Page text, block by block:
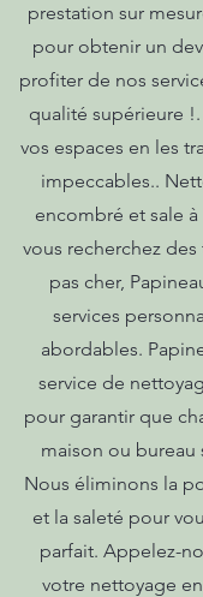
prestation sur
pour obtenir un
profiter de nos
qualité supérieure
vos espaces en les
impeccables..
encombré et sale à
vous recherchez
pas cher,
services
abordables.
service de
pour garantir que
maison ou
Nous éliminons la
et la saleté pour
parfait. Appelez-
votre nettoyage